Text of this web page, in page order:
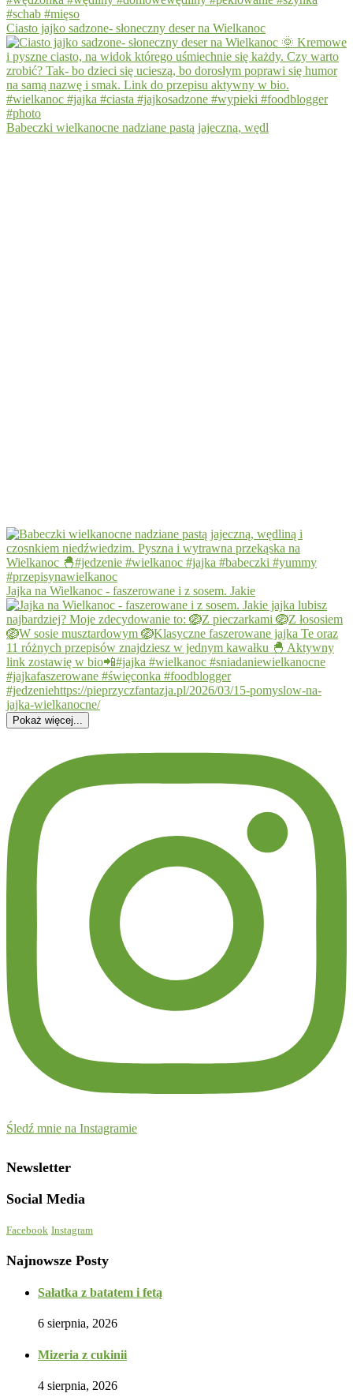
Ciasto jajko sadzone- słoneczny deser na Wielkanoc
Babeczki wielkanocne nadziane pastą jajeczną, wędl
Jajka na Wielkanoc - faszerowane i z sosem. Jakie
Pokaż więcej...
Śledź mnie na Instagramie
Newsletter
Social Media
Facebook Instagram
Najnowsze Posty
Sałatka z batatem i fetą
6 sierpnia, 2026
Mizeria z cukinii
4 sierpnia, 2026